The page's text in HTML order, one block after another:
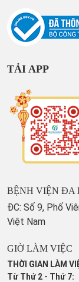
TẢI APP
BỆNH VIỆN ĐA
ĐC: Số 9, Phố
Việt Nam
GIỜ LÀM VIỆC
THỜI GIAN LÀM
Từ Thứ 2 - Thứ 7: